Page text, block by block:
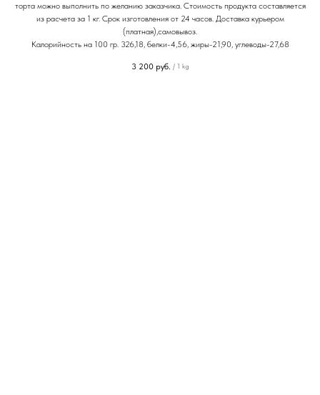
торта можно выполнить по желанию заказчика. Стоимость продукта составляется
из расчета за 1 кг. Срок изготовления от 24 часов. Доставка курьером
(платная),самовывоз.
Калорийность на 100 гр. 326,18, белки-4,56, жиры-21,90, углеводы-27,68
3 200 руб. / 1 kg